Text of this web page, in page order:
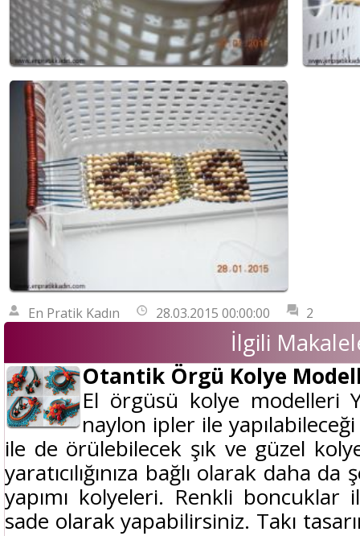
En Pratik Kadın 28.03.2015 00:00:00 2
İlgili
Otantik Örgü Kolye
El örgüsü kolye modelleri
naylon ipler ile
ile de örülebilecek şık ve güzel
yaratıcılığınıza bağlı olarak daha
yapımı kolyeleri. Renkli boncuklar
sade olarak yapabilirsiniz. Takı